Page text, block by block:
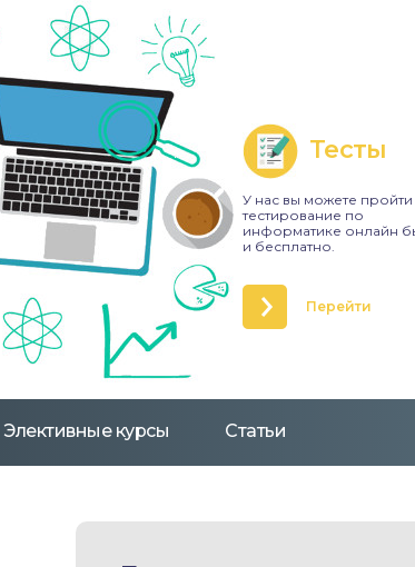
Элективные курсы Статьи
Тесты
У нас вы можете пройти
тестирование по
информатике онлайн
и бесплатно.
Перейти